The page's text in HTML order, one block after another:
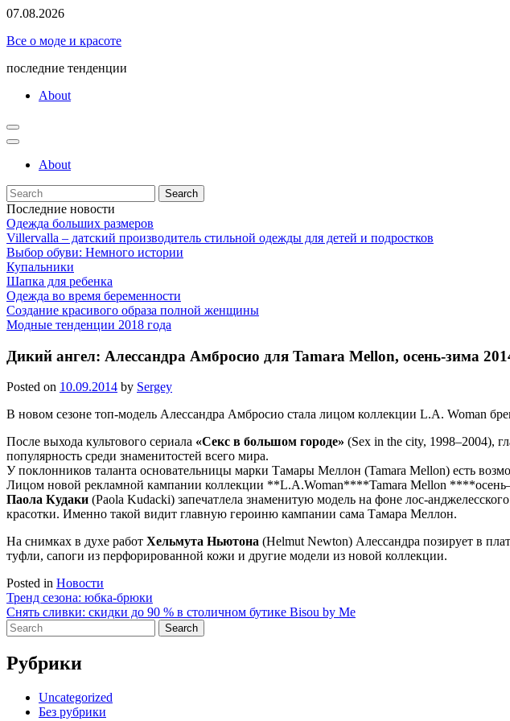
Skip
content
07.08.2026
Все о моде и красоте
последние тенденции
About
About
Search
for:
Последние новости
Одежда больших размеров
Villervalla – датский производитель стильной одежды для детей и подростков
Выбор обуви: Немного истории
Купальники
Шапка для ребенка
Одежда во время беременности
Создание красивого образа полной женщины
Модные тенденции 2018 года
Дикий ангел: Алессандра Амбросио для Tamara Mellon, осень-зима
Posted on 10.09.2014 by Sergey
В новом сезоне топ-модель Алессандра Амбросио стала лицом коллекции L.A. Woman
После выхода культового сериала «Секс в большом городе» (Sex in the city, 1998–2004),
популярность среди знаменитостей всего мира.
У поклонников таланта основательницы марки Тамары Меллон (Tamara Mellon) есть
Лицом новой рекламной кампании коллекции **L.A.Woman****Tamara Mellon
Паола Кудаки (Paola Kudacki) запечатлела знаменитую модель на фоне лос-
красотки. Именно такой видит главную героиню кампании сама Тамара Меллон.
На снимках в духе работ Хельмута Ньютона (Helmut Newton) Алессандра позирует в
туфли, сапоги из перфорированной кожи и другие модели из новой коллекции.
Posted in Новости
Навигация
по
Тренд сезона: юбка-брюки
Снять сливки: скидки до 90 % в столичном бутике Bisou by Me
Search
for:
Рубрики
Uncategorized
Без рубрики